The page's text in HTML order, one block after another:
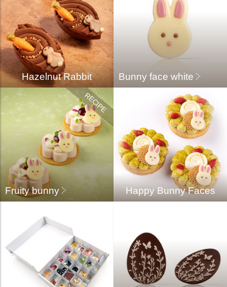
Hazelnut Rabbit Bunny face white
Fruity bunny Happy Bunny Faces